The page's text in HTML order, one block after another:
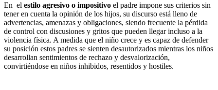
En el estilo agresivo o impositivo el padre impone sus criterios sin
tener en cuenta la opinión de los hijos, su discurso está lleno de
advertencias, amenazas y obligaciones, siendo frecuente la pérdida
de control con discusiones y gritos que pueden llegar incluso a la
violencia física. A medida que el niño crece y es capaz de defender
su posición estos padres se sienten desautorizados mientras los niños
desarrollan sentimientos de rechazo y desvalorización,
convirtiéndose en niños inhibidos, resentidos y hostiles.